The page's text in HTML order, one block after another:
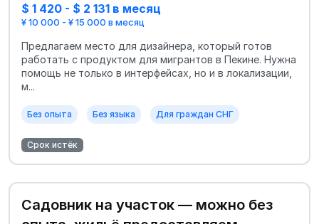
$ 1 420 - $ 2 131 в месяц
¥ 10 000 - ¥ 15 000 в месяц
Предлагаем место для дизайнера, который готов
работать с продуктом для мигрантов в Пекине. Нужна
помощь не только в интерфейсах, но и в локализации,
м...
Без опыта Без языка Для граждан СНГ
Срок истёк
Садовник на участок — можно без